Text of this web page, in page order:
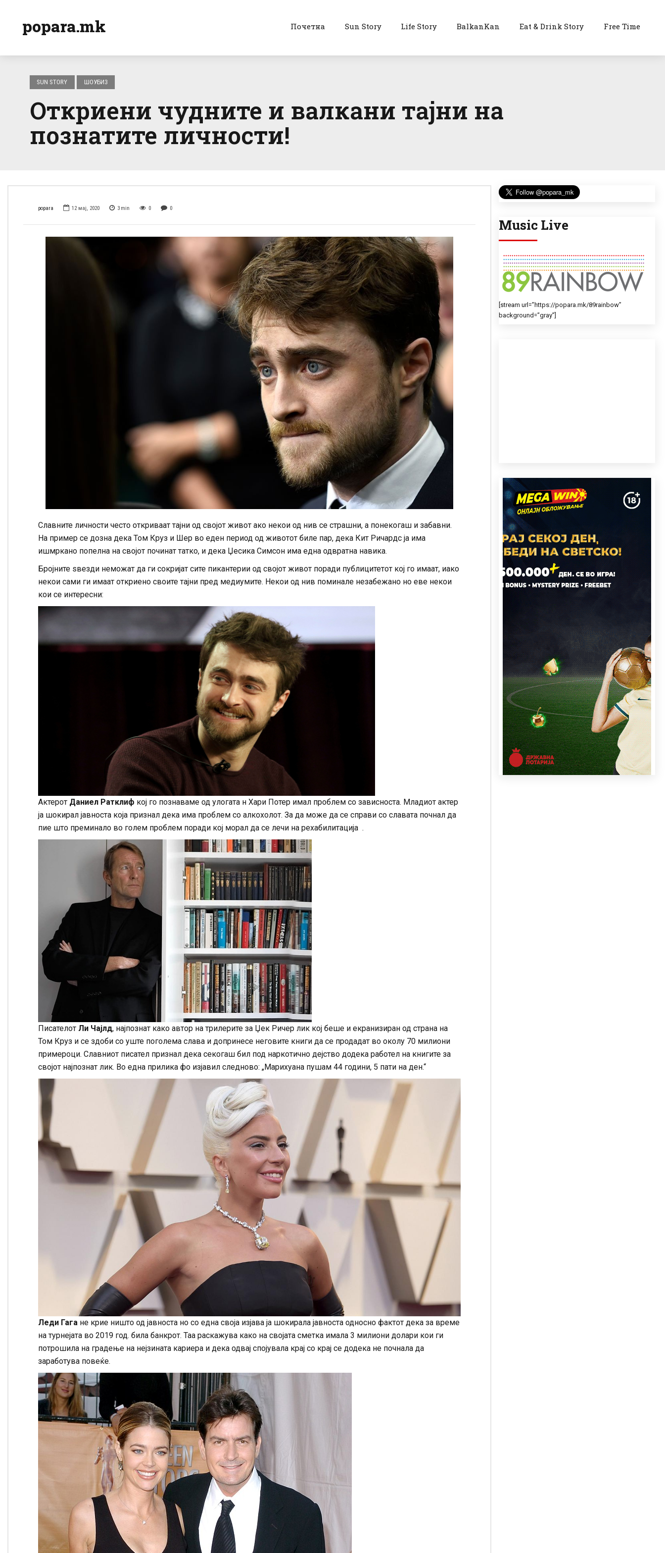
popara.mk Почетна Sun Story Life Story BalkanKan Eat & Drink Story Free Time
SUN STORY ШОУБИЗ
Откриени чудните и валкани тајни на
познатите личности!
popara 12 мај, 2020 3 min 0 0
Славните личности често откриваат тајни од својот живот ако некои од нив се страшни, а понекогаш и забавни.
На пример се дозна дека Том Круз и Шер во еден период од животот биле пар, дека Кит Ричардс ја има
ишмркано попелна на својот починат татко, и дека Џесика Симсон има една одвратна навика.
Бројните ѕвезди неможат да ги сокријат сите пикантерии од својот живот поради публицитетот кој го имаат, иако
некои сами ги имаат откриено своите тајни пред медиумите. Некои од нив поминале незабежано но еве некои
кои се интересни:
Актерот Даниел Ратклиф кој го познаваме од улогата н Хари Потер имал проблем со зависноста. Младиот актер
ја шокирал јавноста која признал дека има проблем со алкохолот. За да може да се справи со славата почнал да
пие што преминало во голем проблем поради кој морал да се лечи на рехабилитација .
Писателот Ли Чајлд, најпознат како автор на трилерите за Џек Ричер лик кој беше и екранизиран од страна на
Том Круз и се здоби со уште поголема слава и допринесе неговите книги да се продадат во околу 70 милиони
примероци. Славниот писател признал дека секогаш бил под наркотично дејство додека работел на книгите за
својот најпознат лик. Во една прилика фо изјавил следново: „Марихуана пушам 44 години, 5 пати на ден.“
Леди Гага не крие ништо од јавноста но со една своја изјава ја шокирала јавноста односно фактот дека за време
на турнејата во 2019 год. била банкрот. Таа раскажува како на својата сметка имала 3 милиони долари кои ги
потрошила на градење на нејзината кариера и дека одвај спојувала крај со крај се додека не почнала да
заработува повеќе.
Music Live
[stream url=”https://popara.mk/89rainbow”
background=”gray”]